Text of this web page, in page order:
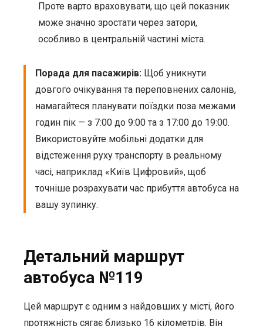
Проте варто враховувати, що цей показник
може значно зростати через затори,
особливо в центральній частині міста.
Порада для пасажирів: Щоб уникнути
довгого очікування та переповнених салонів,
намагайтеся планувати поїздки поза межами
годин пік — з 7:00 до 9:00 та з 17:00 до 19:00.
Використовуйте мобільні додатки для
відстеження руху транспорту в реальному
часі, наприклад «Київ Цифровий», щоб
точніше розрахувати час прибуття автобуса на
вашу зупинку.
Детальний маршрут
автобуса №119
Цей маршрут є одним з найдовших у місті, його
протяжність сягає близько 16 кілометрів. Він